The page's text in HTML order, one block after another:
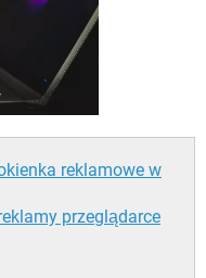
reklamowe w
przeglądarce